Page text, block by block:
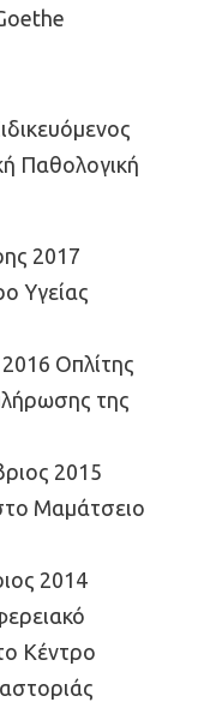
Παθολογική
2017
Υγείας
Οπλίτης
της
2015
Μαμάτσειο
2014
Κέντρο